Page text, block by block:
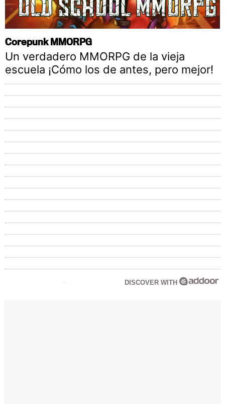
Corepunk MMORPG
Un verdadero MMORPG de la vieja
escuela ¡Cómo los de antes, pero mejor!
DISCOVER WITH